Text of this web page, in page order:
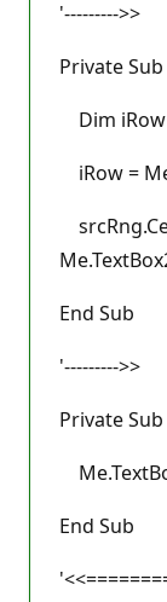
'--------->>
Private
Dim iRow
iRow =
End Sub
'--------->>
Private
End Sub